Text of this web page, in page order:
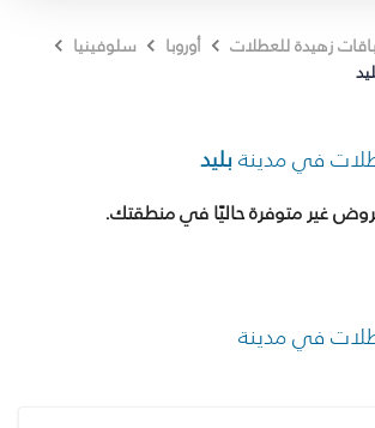
باقات زهيدة للعطلات أوروبا
سلوفينيا
في مدينة بليد
غير متوفرة حاليًا في منطقتك.
في مدينة